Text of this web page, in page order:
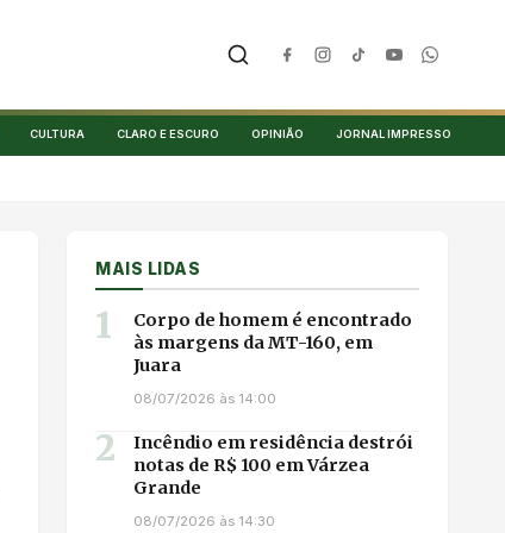
CULTURA CLARO E ESCURO OPINIÃO JORNAL IMPRESSO
MAIS LIDAS
1
Corpo de homem é encontrado
às margens da MT-160, em
Juara
08/07/2026 às 14:00
2
Incêndio em residência destrói
notas de R$ 100 em Várzea
Grande
08/07/2026 às 14:30